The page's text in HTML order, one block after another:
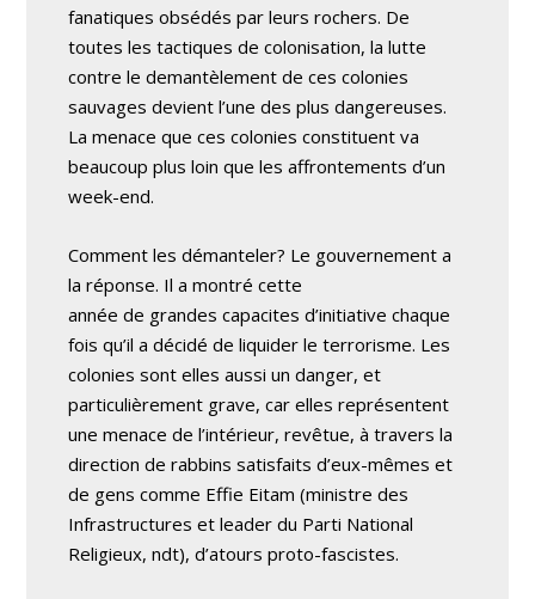
fanatiques obsédés par leurs rochers. De
toutes les tactiques de colonisation, la lutte
contre le demantèlement de ces colonies
sauvages devient l’une des plus dangereuses.
La menace que ces colonies constituent va
beaucoup plus loin que les affrontements d’un
week-end.
Comment les démanteler? Le gouvernement a
la réponse. Il a montré cette
année de grandes capacites d’initiative chaque
fois qu’il a décidé de liquider le terrorisme. Les
colonies sont elles aussi un danger, et
particulièrement grave, car elles représentent
une menace de l’intérieur, revêtue, à travers la
direction de rabbins satisfaits d’eux-mêmes et
de gens comme Effie Eitam (ministre des
Infrastructures et leader du Parti National
Religieux, ndt), d’atours proto-fascistes.